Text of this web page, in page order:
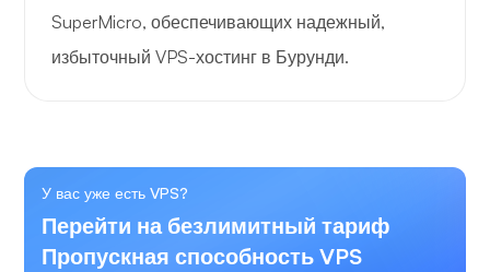
SuperMicro, обеспечивающих надежный,
избыточный VPS-хостинг в Бурунди.
У вас уже есть VPS?
Перейти на безлимитный тариф
Пропускная способность VPS